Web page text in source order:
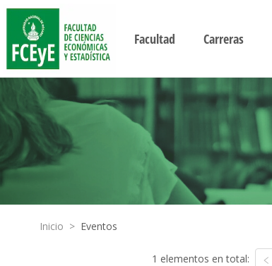
Facultad Carreras
Inicio > Eventos
1 elementos en total: